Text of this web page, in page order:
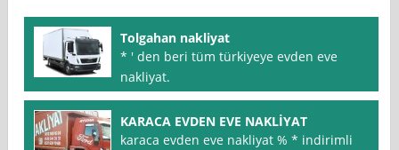
Tolgahan nakliyat
* ′ den beri tüm türkiyeye evden eve
nakliyat.
KARACA EVDEN EVE NAKLİYAT
karaca evden eve nakliyat % * indirimli